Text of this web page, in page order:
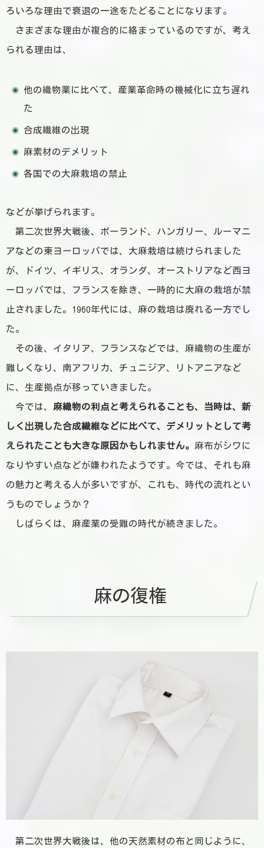
ろいろな理由で衰退の一途をたどることになります。
さまざまな理由が複合的に絡まっているのですが、考え
られる理由は、
他の織物業に比べて、産業革命時の機械化に立ち遅れ
た
合成繊維の出現
麻素材のデメリット
各国での大麻栽培の禁止
などが挙げられます。
第二次世界大戦後、ポーランド、ハンガリー、ルーマニ
アなどの東ヨーロッパでは、大麻栽培は続けられました
が、ドイツ、イギリス、オランダ、オーストリアなど西ヨ
ーロッパでは、フランスを除き、一時的に大麻の栽培が禁
止されました。1960年代には、麻の栽培は廃れる一方でし
た。
その後、イタリア、フランスなどでは、麻織物の生産が
難しくなり、南アフリカ、チュニジア、リトアニアなど
に、生産拠点が移っていきました。
今では、 麻織物の利点と考えられることも、当時は、新
しく出現した合成繊維などに比べて、デメリットとして考
えられたことも大きな原因かもしれません。 麻布がシワに
なりやすい点などが嫌われたようです。今では、それも麻
の魅力と考える人が多いですが、これも、時代の流れとい
うものでしょうか？
しばらくは、麻産業の受難の時代が続きました。
麻の復権
第二次世界大戦後は、 他の天然素材の布と同じように、